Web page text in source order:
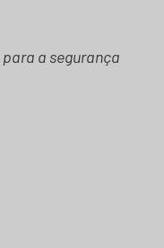
a segurança